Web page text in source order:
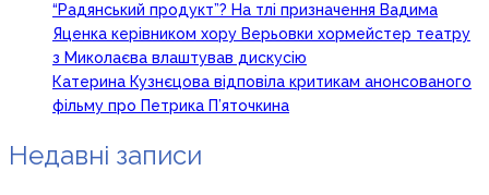
“Радянський продукт”? На тлі призначення Вадима
Яценка керівником хору Верьовки хормейстер театру
з Миколаєва влаштував дискусію
Катерина Кузнєцова відповіла критикам анонсованого
фільму про Петрика П’яточкина
Недавні записи